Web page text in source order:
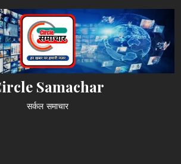
Samachar
सर्कल समाचार